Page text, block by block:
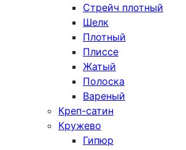
Стрейч плотный
Шелк
Плотный
Плиссе
Жатый
Полоска
Вареный
Креп-сатин
Кружево
Гипюр